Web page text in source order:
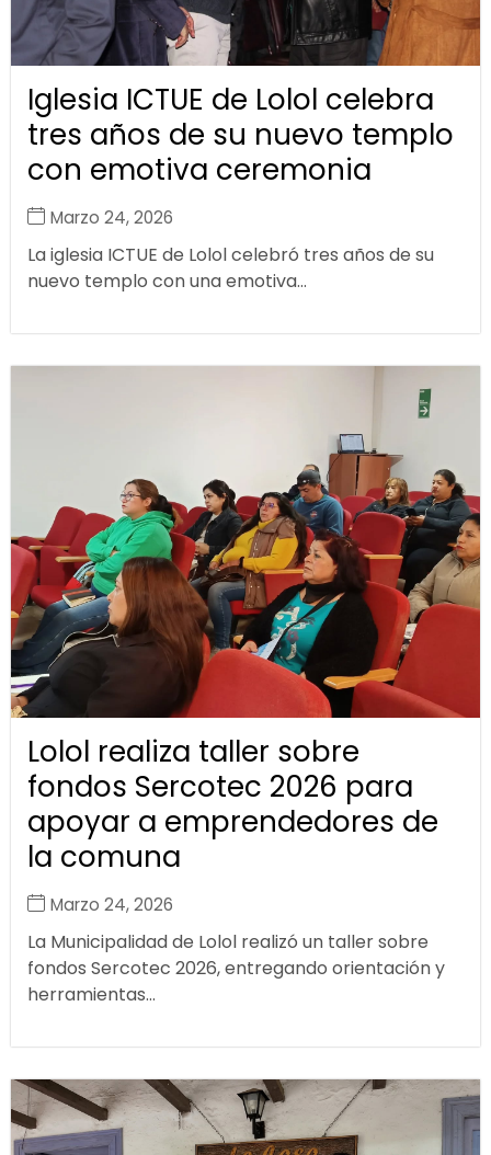
Iglesia ICTUE de Lolol celebra
tres años de su nuevo templo
con emotiva ceremonia
Marzo 24, 2026
La iglesia ICTUE de Lolol celebró tres años de su
nuevo templo con una emotiva...
Lolol realiza taller sobre
fondos Sercotec 2026 para
apoyar a emprendedores de
la comuna
Marzo 24, 2026
La Municipalidad de Lolol realizó un taller sobre
fondos Sercotec 2026, entregando orientación y
herramientas...